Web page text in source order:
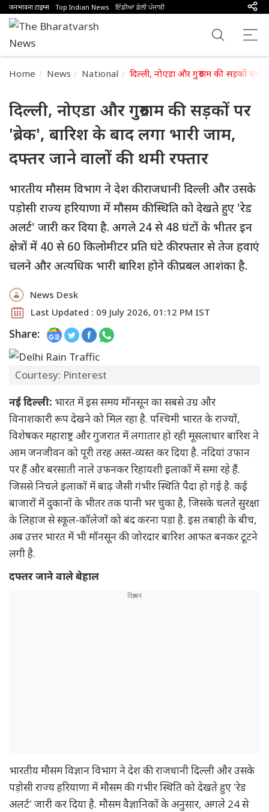
जनभावना टाइम्स Top Indian News ਇੰਡੀਆ ਡੇਲੀ ਪੰਜਾਬੀ
Home News National दिल्ली, नोएडा और गुरुग्राम की सड़कों पर
दिल्ली, नोएडा और गुरुग्राम की सड़कों पर
'ब्रेक', बारिश के बाद लगा भारी जाम,
दफ्तर जाने वालों की थमी रफ्तार
भारतीय मौसम विभाग ने देश की राजधानी दिल्ली और उसके
पड़ोसी राज्य हरियाणा में मौसम की स्थिति को देखते हुए 'रेड
अलर्ट' जारी कर दिया है. अगले 24 से 48 घंटों के भीतर इन
क्षेत्रों में 40 से 60 किलोमीटर प्रति घंटे की रफ्तार से तेज हवाएं
चलने और अत्यधिक भारी बारिश होने की प्रबल आशंका है.
News Desk
Last Updated : 09 July 2026, 01:12 PM IST
Share:
Courtesy: Pinterest
नई दिल्ली: भारत में इस समय मॉनसून का सबसे उग्र और
विनाशकारी रूप देखने को मिल रहा है. पश्चिमी भारत के राज्यों,
विशेषकर महाराष्ट्र और गुजरात में लगातार हो रही मूसलाधार बारिश ने
आम जनजीवन को पूरी तरह अस्त-व्यस्त कर दिया है. नदियां उफान
पर हैं और बरसाती नाले उफनकर रिहायशी इलाकों में समा रहे हैं.
जिससे निचले इलाकों में बाढ़ जैसी गंभीर स्थिति पैदा हो गई है. कई
बाजारों में दुकानों के भीतर तक पानी भर चुका है, जिसके चलते सुरक्षा
के लिहाज से स्कूल-कॉलेजों को बंद करना पड़ा है. इस तबाही के बीच,
अब उत्तर भारत में भी मॉनसून की जोरदार बारिश आफत बनकर टूटने
लगी है.
दफ्तर जाने वाले बेहाल
भारतीय मौसम विज्ञान विभाग ने देश की राजधानी दिल्ली और उसके
पड़ोसी राज्य हरियाणा में मौसम की गंभीर स्थिति को देखते हुए 'रेड
अलर्ट' जारी कर दिया है. मौसम वैज्ञानिकों के अनुसार, अगले 24 से